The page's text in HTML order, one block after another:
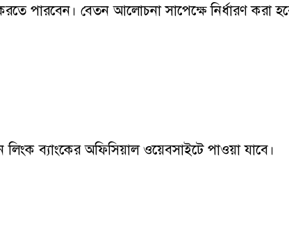
বেতন আলোচনা সাপেক্ষে নির্ধারণ করা
ব্যাংকের অফিসিয়াল ওয়েবসাইটে পাওয়া যাবে।